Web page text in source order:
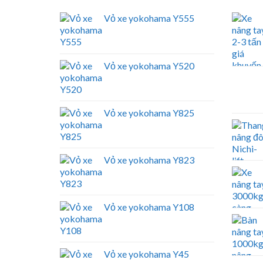
Vỏ xe yokohama Y555
Vỏ xe yokohama Y520
Vỏ xe yokohama Y825
Vỏ xe yokohama Y823
Vỏ xe yokohama Y108
Vỏ xe yokohama Y45